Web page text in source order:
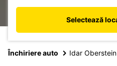
Selectează
Închiriere auto Idar Oberstein